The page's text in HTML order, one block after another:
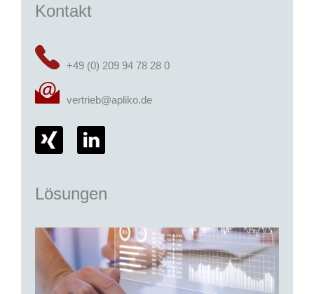
Kontakt
+49 (0) 209 94 78 28 0
vertrieb@apliko.de
Lösungen